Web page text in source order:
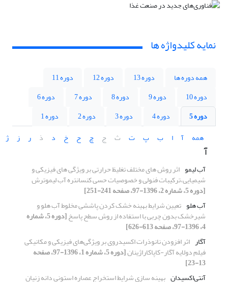
نمایه کلیدواژه ها
همه دوره ها دوره 13 دوره 12
دوره 11
دوره 10
دوره 9 دوره 8 دوره 7
دوره 6
دوره 5
دوره 4 دوره 3 دوره 2
دوره 1
همه
آ ا ب پ ت ث ج چ ح خ د ذ ر ز ژ
آ
آب لیمو اثر روش ‏های مختلف تغلیظ حرارتی بر ویژگی‏ های فیزیکی و
شیمیایی،ترکیبات فنولی و خصوصیات حسی کنسانتره آب لیموترش
[دوره 5، شماره 2، 1396-97، صفحه 241-251]
آب هلو تعیین شرایط بهینه خشک کردن پاششی مخلوط آب هلو و
شیرخشک بدون چربی با استفاده از روش سطح پاسخ [دوره 5، شماره
4، 1396-97، صفحه 613-626]
آگار اثر افزودن نانوذرات اکسیدروی بر ویژگی‌های فیزیکی و مکانیکی
فیلم دولایه آگار-کاپاکاراژینان [دوره 5، شماره 1، 1396-97، صفحه
13-23]
آنتی‌اکسیدان بهینه سازی شرایط استخراج عصاره استونی دانه زنیان